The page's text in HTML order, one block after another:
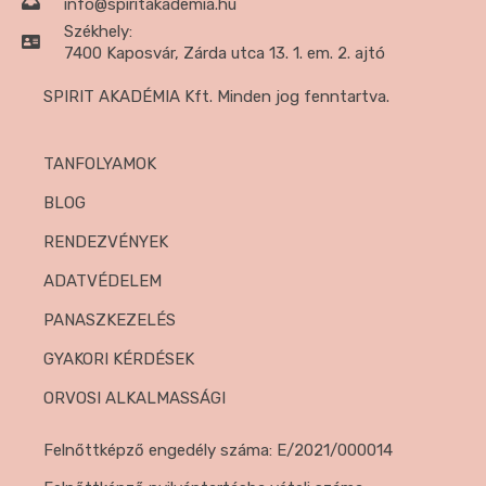
info@spiritakademia.hu
Székhely:
7400 Kaposvár, Zárda utca 13. 1. em. 2. ajtó
SPIRIT AKADÉMIA Kft. Minden jog fenntartva.
TANFOLYAMOK
BLOG
RENDEZVÉNYEK
ADATVÉDELEM
PANASZKEZELÉS
GYAKORI KÉRDÉSEK
ORVOSI ALKALMASSÁGI
Felnőttképző engedély száma: E/2021/000014